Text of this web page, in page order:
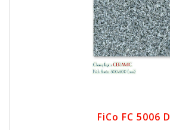
FiCo FC 5006 D